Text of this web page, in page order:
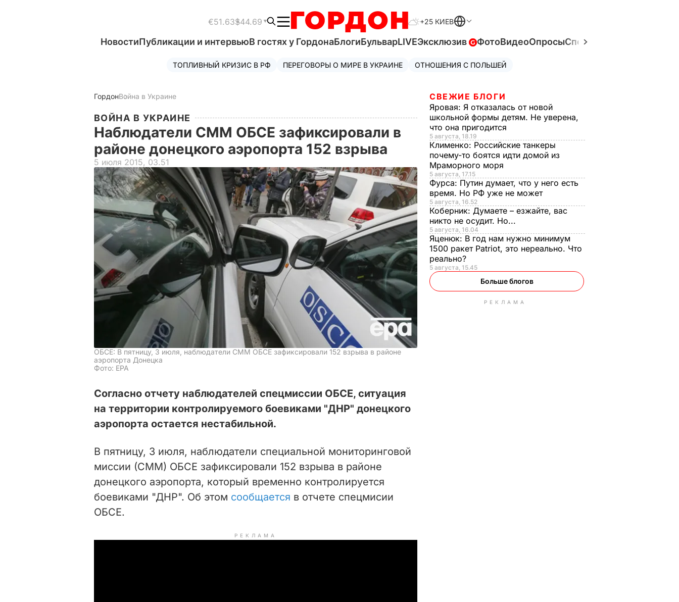
€51.63$44.69 +25 КИЕВ
НовостиПубликации и интервьюВ гостях у ГордонаБлогиБульварLIVEЭксклюзив ФотоВидеоОпросыСпецпроекты
ТОПЛИВНЫЙ КРИЗИС В РФ ПЕРЕГОВОРЫ О МИРЕ В УКРАИНЕ ОТНОШЕНИЯ С ПОЛЬШЕЙ
ГордонВойна в Украине
ВОЙНА В УКРАИНЕ
Наблюдатели СММ ОБСЕ зафиксировали в
районе донецкого аэропорта 152 взрыва
5 июля 2015, 03.51
ОБСЕ: В пятницу, 3 июля, наблюдатели СММ ОБСЕ зафиксировали 152 взрыва в районе
аэропорта Донецка
Фото: ЕРА
Согласно отчету наблюдателей спецмиссии ОБСЕ, ситуация
на территории контролируемого боевиками "ДНР" донецкого
аэропорта остается нестабильной.
В пятницу, 3 июля, наблюдатели специальной мониторинговой
миссии (СММ) ОБСЕ зафиксировали 152 взрыва в районе
донецкого аэропорта, который временно контролируется
боевиками "ДНР". Об этом сообщается в отчете спецмисии
ОБСЕ.
РЕКЛАМА
СВЕЖИЕ БЛОГИ
Яровая: Я отказалась от новой
школьной формы детям. Не уверена,
что она пригодится
5 августа, 18.19
Клименко: Российские танкеры
почему-то боятся идти домой из
Мраморного моря
5 августа, 17.15
Фурса: Путин думает, что у него есть
время. Но РФ уже не может
5 августа, 16.52
Коберник: Думаете – езжайте, вас
никто не осудит. Но...
5 августа, 16.04
Яценюк: В год нам нужно минимум
1500 ракет Patriot, это нереально. Что
реально?
5 августа, 15.45
Больше блогов
РЕКЛАМА